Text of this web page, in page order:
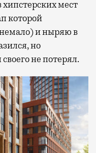
мест
которой
немало) и ныряю в
но
не потерял.